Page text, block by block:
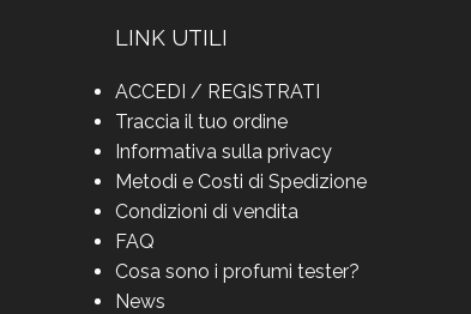
LINK UTILI
ACCEDI / REGISTRATI
Traccia il tuo ordine
Informativa sulla privacy
Metodi e Costi di Spedizione
Condizioni di vendita
FAQ
Cosa sono i profumi tester?
News